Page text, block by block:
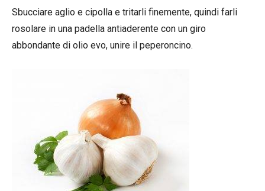
Sbucciare aglio e cipolla e tritarli finemente, quindi farli
rosolare in una padella antiaderente con un giro
abbondante di olio evo, unire il peperoncino.